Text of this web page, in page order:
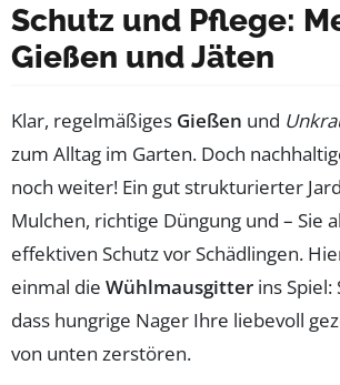
Schutz und Pflege:
Gießen und Jäten
Klar, regelmäßiges Gießen und
zum Alltag im Garten. Doch
noch weiter! Ein gut strukturierter
Mulchen, richtige Düngung und – Sie
effektiven Schutz vor Schädlingen.
einmal die Wühlmausgitter ins
dass hungrige Nager Ihre liebevoll
von unten zerstören.